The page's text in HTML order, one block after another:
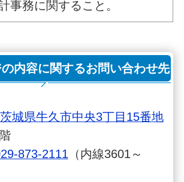
事務に関すること。
内容に関するお問い合わせ先
茨城県牛久市中央3丁目15番地
873-2111 （内線3601～